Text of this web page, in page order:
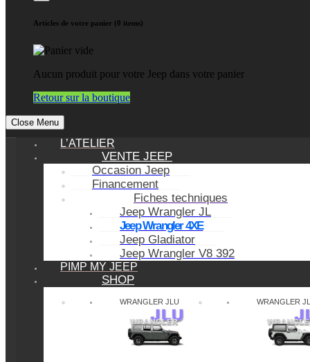
Articles de votre panier (0 items)
Aucun produit pour votre Jeep dans votre panier
Retour sur la boutique
Close Menu
L’ATELIER
VENTE JEEP
Occasion Jeep
Financement
Fiches techniques
Jeep Wrangler JL
Jeep Wrangler 4XE
Jeep Gladiator
Jeep Wrangler V8 392
PIMP MY JEEP
SHOP
WRANGLER JLU WRANGLER JL